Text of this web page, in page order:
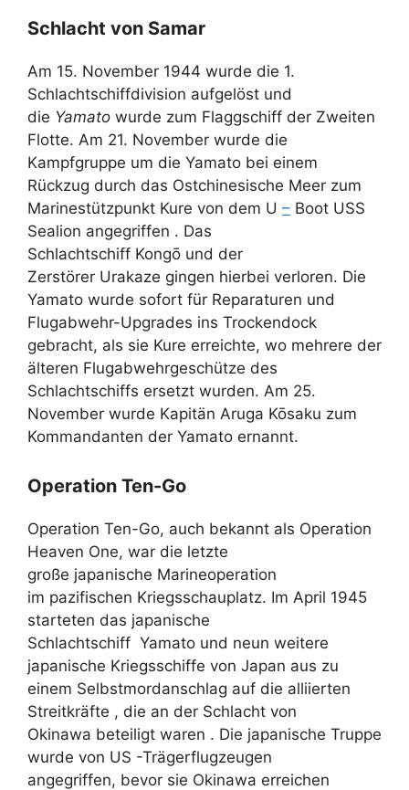
Schlacht von Samar
Am 15. November 1944 wurde die 1.
Schlachtschiffdivision aufgelöst und
die Yamato wurde zum Flaggschiff der Zweiten
Flotte. Am 21. November wurde die
Kampfgruppe um die Yamato bei einem
Rückzug durch das Ostchinesische Meer zum
Marinestützpunkt Kure von dem U – Boot USS
Sealion angegriffen . Das
Schlachtschiff Kongō und der
Zerstörer Urakaze gingen hierbei verloren. Die
Yamato wurde sofort für Reparaturen und
Flugabwehr-Upgrades ins Trockendock
gebracht, als sie Kure erreichte, wo mehrere der
älteren Flugabwehrgeschütze des
Schlachtschiffs ersetzt wurden. Am 25.
November wurde Kapitän Aruga Kōsaku zum
Kommandanten der Yamato ernannt.
Operation Ten-Go
Operation Ten-Go, auch bekannt als Operation
Heaven One, war die letzte
große japanische Marineoperation
im pazifischen Kriegsschauplatz. Im April 1945
starteten das japanische
Schlachtschiff Yamato und neun weitere
japanische Kriegsschiffe von Japan aus zu
einem Selbstmordanschlag auf die alliierten
Streitkräfte , die an der Schlacht von
Okinawa beteiligt waren . Die japanische Truppe
wurde von US -Trägerflugzeugen
angegriffen, bevor sie Okinawa erreichen